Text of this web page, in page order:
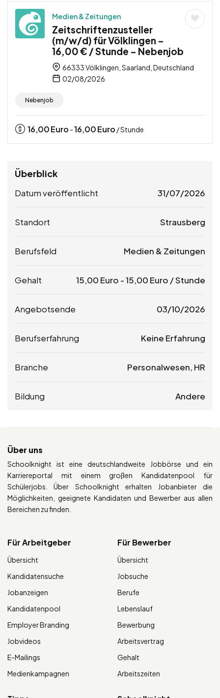
Medien & Zeitungen
Zeitschriftenzusteller
(m/w/d) für Völklingen –
16,00 € / Stunde – Nebenjob
66333 Völklingen, Saarland, Deutschland
02/08/2026
Nebenjob
16,00Euro -16,00Euro / Stunde
Überblick
Datum veröffentlicht 31/07/2026
Standort Strausberg
Berufsfeld Medien & Zeitungen
Gehalt 15,00 Euro -15,00 Euro / Stunde
Angebotsende 03/10/2026
Berufserfahrung Keine Erfahrung
Branche Personalwesen, HR
Bildung Andere
Über uns
Schoolknight ist eine deutschlandweite Jobbörse und ein
Karriereportal mit einem großen Kandidatenpool für
Schülerjobs. Über Schoolknight erhalten Jobanbieter die
Möglichkeiten, geeignete Kandidaten und Bewerber aus allen
Bereichen zu finden.
Für Arbeitgeber
Übersicht
Kandidatensuche
Jobanzeigen
Kandidatenpool
Employer Branding
Jobvideos
E-Mailings
Medienkampagnen
Für Bewerber
Übersicht
Jobsuche
Berufe
Lebenslauf
Bewerbung
Arbeitsvertrag
Gehalt
Arbeitszeiten